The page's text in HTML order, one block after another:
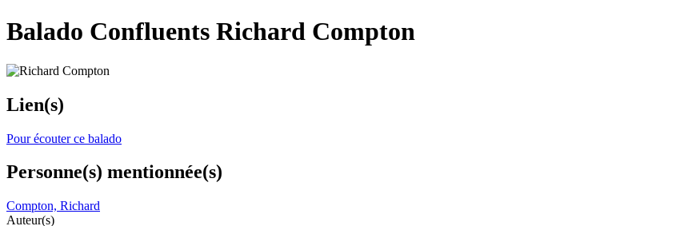
Balado Confluents Richard Compton
Lien(s)
Pour écouter ce balado
Personne(s) mentionnée(s)
Compton, Richard
Auteur(s)